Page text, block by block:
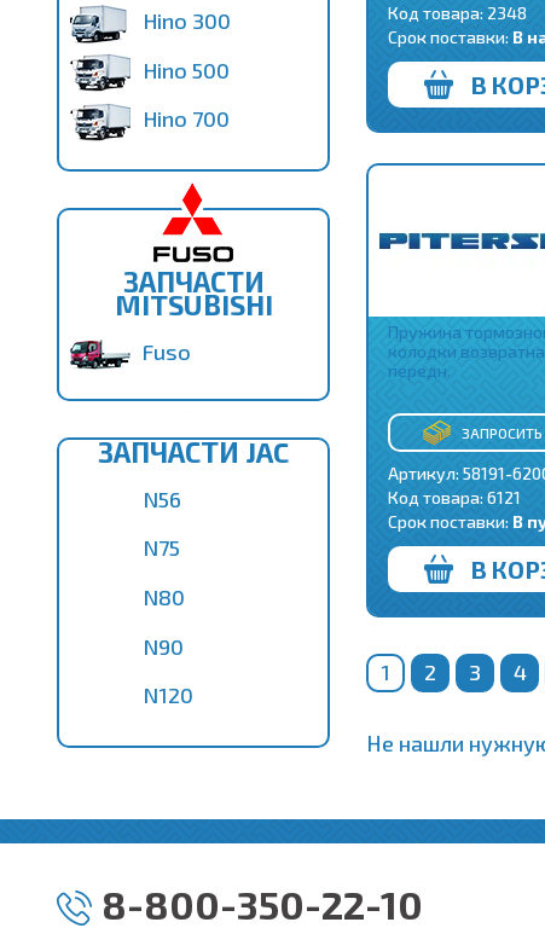
Hino 300
Hino 500
Hino 700
ЗАПЧАСТИ
MITSUBISHI
Fuso
ЗАПЧАСТИ JAC
N56
N75
N80
N90
N120
Код товара: 2348
Срок поставки: В
В
Пружина
колодки
передн.
Артикул: 58191-
Код товара: 6121
Срок поставки: В
В
1 2 3 4
Не нашли
8-800-350-22-10